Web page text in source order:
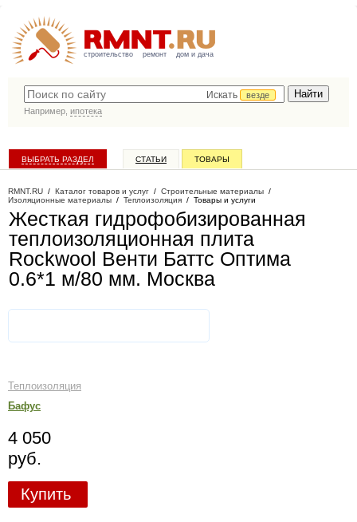
строительство ремонт дом и дача
Искать
везде
Например, ипотека
ВЫБРАТЬ РАЗДЕЛ СТАТЬИ ТОВАРЫ
RMNT.RU / Каталог товаров и услуг / Строительные материалы /
Изоляционные материалы / Теплоизоляция / Товары и услуги
Жесткая гидрофобизированная
теплоизоляционная плита
Rockwool Венти Баттс Оптима
0.6*1 м/80 мм. Москва
Теплоизоляция
Бафус
4 050
руб.
Купить